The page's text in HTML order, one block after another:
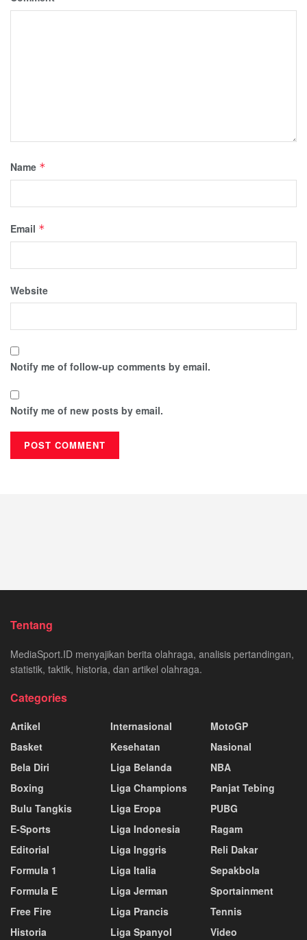
Name *
Email *
Website
Notify me of follow-up comments by email.
Notify me of new posts by email.
Tentang
MediaSport.ID menyajikan berita olahraga, analisis pertandingan,
statistik, taktik, historia, dan artikel olahraga.
Categories
Artikel
Basket
Bela Diri
Boxing
Bulu Tangkis
E-Sports
Editorial
Formula 1
Formula E
Free Fire
Historia
Internasional
Kesehatan
Liga Belanda
Liga Champions
Liga Eropa
Liga Indonesia
Liga Inggris
Liga Italia
Liga Jerman
Liga Prancis
Liga Spanyol
MotoGP
Nasional
NBA
Panjat Tebing
PUBG
Ragam
Reli Dakar
Sepakbola
Sportainment
Tennis
Video